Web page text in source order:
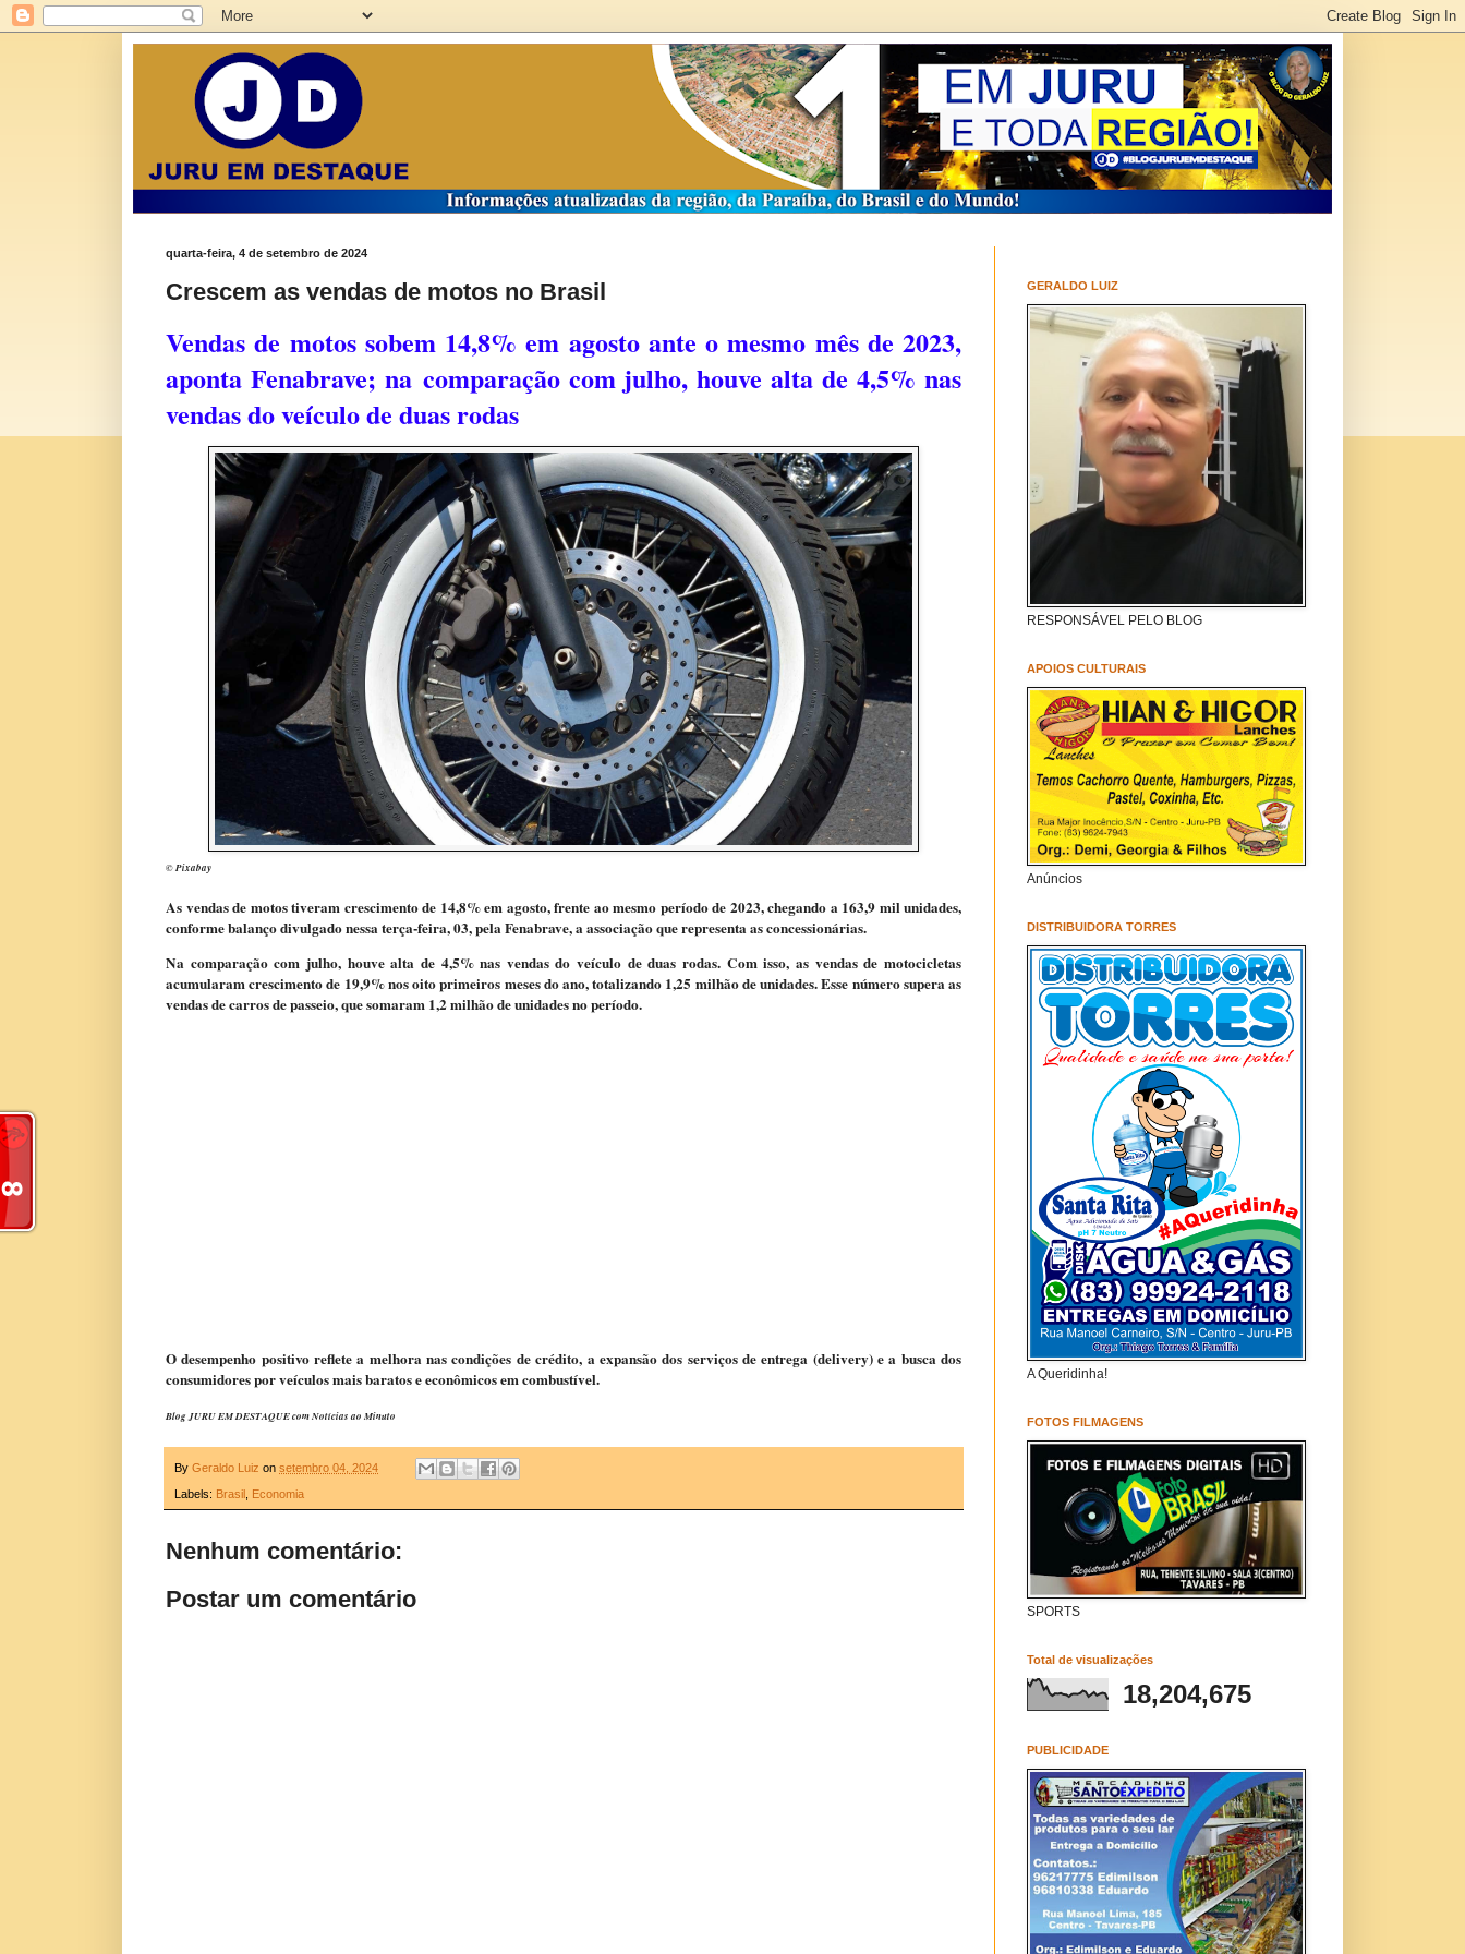
quarta-feira, 4 de setembro de 2024
Crescem as vendas de motos no Brasil
Vendas de motos sobem 14,8% em agosto ante o mesmo mês de 2023,
aponta Fenabrave; na comparação com julho, houve alta de 4,5% nas
vendas do veículo de duas rodas
© Pixabay
As vendas de motos tiveram crescimento de 14,8% em agosto, frente ao mesmo período de 2023, chegando a 163,9 mil unidades,
conforme balanço divulgado nessa terça-feira, 03, pela Fenabrave, a associação que representa as concessionárias.
Na comparação com julho, houve alta de 4,5% nas vendas do veículo de duas rodas. Com isso, as vendas de motocicletas
acumularam crescimento de 19,9% nos oito primeiros meses do ano, totalizando 1,25 milhão de unidades. Esse número supera as
vendas de carros de passeio, que somaram 1,2 milhão de unidades no período.
O desempenho positivo reflete a melhora nas condições de crédito, a expansão dos serviços de entrega (delivery) e a busca dos
consumidores por veículos mais baratos e econômicos em combustível.
Blog JURU EM DESTAQUE com Notícias ao Minuto
By Geraldo Luiz on setembro 04, 2024
Labels: Brasil Economia
Nenhum comentário:
Postar um comentário
GERALDO LUIZ
RESPONSÁVEL PELO BLOG
APOIOS CULTURAIS
Anúncios
DISTRIBUIDORA TORRES
A Queridinha!
FOTOS FILMAGENS
SPORTS
Total de visualizações
18,204,675
PUBLICIDADE